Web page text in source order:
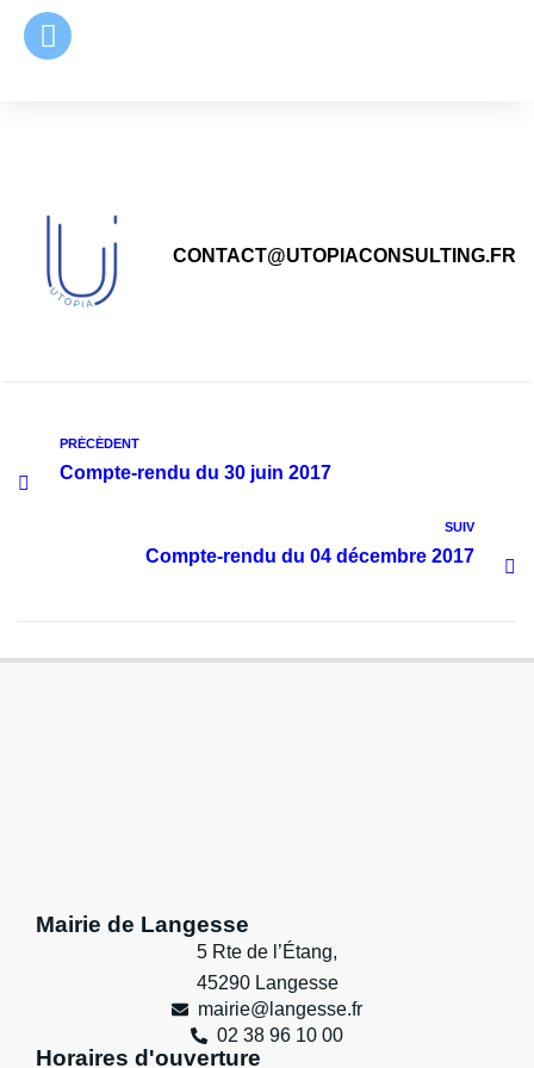
principal
CONTACT@UTOPIACONSULTING.FR
PRÉCÉDENT
Compte-rendu du 30 juin 2017
SUIV
Compte-rendu du 04 décembre 2017
Mairie de Langesse
5 Rte de l’Étang,
45290 Langesse
mairie@langesse.fr
02 38 96 10 00
Horaires d'ouverture